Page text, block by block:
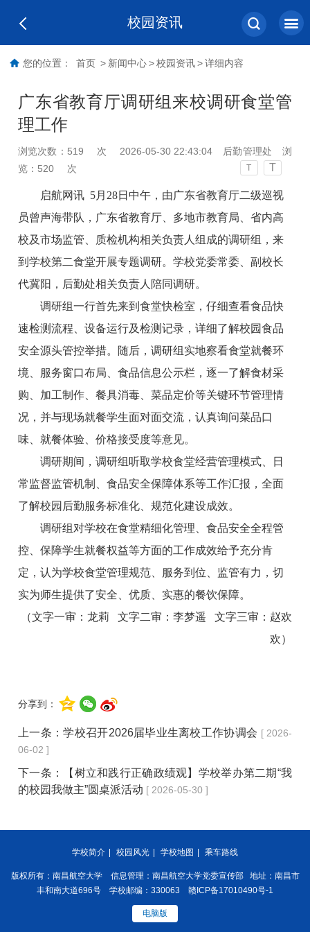
校园资讯
您的位置： 首页 > 新闻中心 > 校园资讯 > 详细内容
广东省教育厅调研组来校调研食堂管
理工作
浏览次数： 519 次 2026-05-30 22:43:04 后勤管理处
浏
览： 520 次 T T
启航网讯 5月28日中午，由广东省教育厅二级巡视
员曾声海带队，广东省教育厅、多地市教育局、省内高
校及市场监管、质检机构相关负责人组成的调研组，来
到学校第二食堂开展专题调研。学校党委常委、副校长
代冀阳，后勤处相关负责人陪同调研。
调研组一行首先来到食堂快检室，仔细查看食品快
速检测流程、设备运行及检测记录，详细了解校园食品
安全源头管控举措。随后，调研组实地察看食堂就餐环
境、服务窗口布局、食品信息公示栏，逐一了解食材采
购、加工制作、餐具消毒、菜品定价等关键环节管理情
况，并与现场就餐学生面对面交流，认真询问菜品口
味、就餐体验、价格接受度等意见。
调研期间，调研组听取学校食堂经营管理模式、日
常监督监管机制、食品安全保障体系等工作汇报，全面
了解校园后勤服务标准化、规范化建设成效。
调研组对学校在食堂精细化管理、食品安全全程管
控、保障学生就餐权益等方面的工作成效给予充分肯
定，认为学校食堂管理规范、服务到位、监管有力，切
实为师生提供了安全、优质、实惠的餐饮保障。
（文字一审：龙莉 文字二审：李梦遥 文字三审：赵欢
欢）
分享到：
上一条：学校召开2026届毕业生离校工作协调会 [ 2026-
06-02 ]
下一条：
【树立和践行正确政绩观】学校举办第二期“我
的校园我做主”圆桌派活动 [ 2026-05-30 ]
学校简介 校园风光 学校地图 乘车路线
版权所有：南昌航空大学 信息管理：南昌航空大学党委宣传部 地址：南昌市
丰和南大道696号 学校邮编：330063 赣ICP备17010490号-1
电脑版